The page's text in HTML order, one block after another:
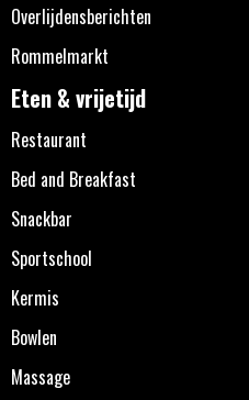
Overlijdensberichten
Rommelmarkt
Eten & vrijetijd
Restaurant
Bed and Breakfast
Snackbar
Sportschool
Kermis
Bowlen
Massage